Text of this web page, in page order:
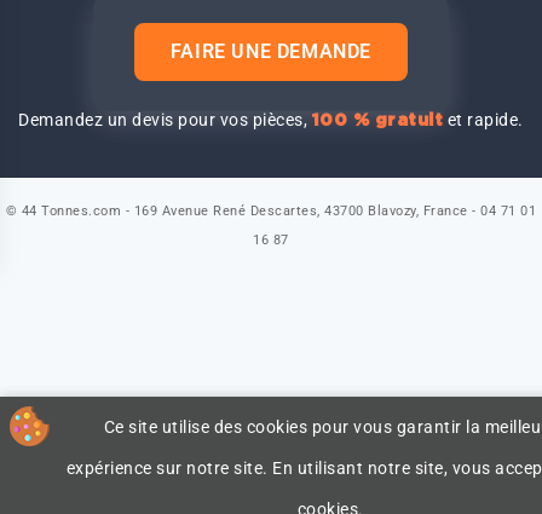
FAIRE UNE DEMANDE
Demandez un devis pour vos pièces,100 % gratuit et rapide.
Ce site utilise des cookies pour vous garantir la
expérience sur notre site. En utilisant notre site, vous
cookies.
© 44 Tonnes.com - 169 Avenue René Descartes, 43700 Blavozy, France - 04 71 01
16 87